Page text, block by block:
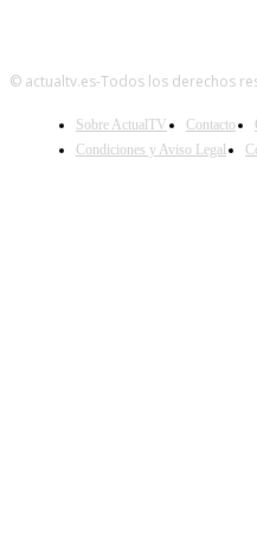
© actualtv.es-Todos los derechos
Sobre ActualTV Contacto
Condiciones y Aviso Legal